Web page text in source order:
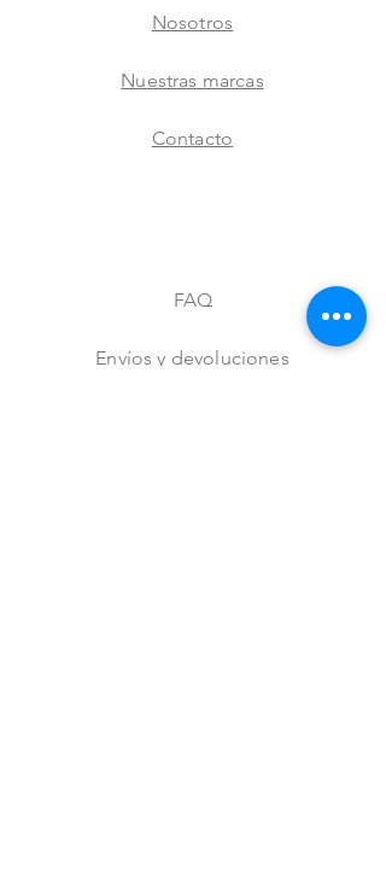
Nosotros
Nuestras marcas
Contacto
FAQ
Envíos y devoluciones